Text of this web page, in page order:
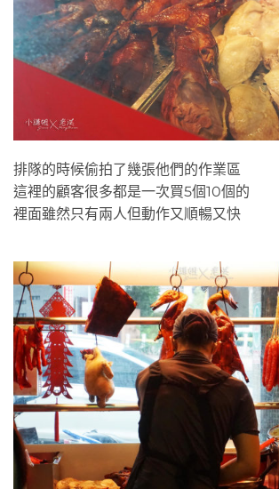
排隊的時候偷拍了幾張他們的作業區
這裡的顧客很多都是一次買5個10個的
裡面雖然只有兩人但動作又順暢又快